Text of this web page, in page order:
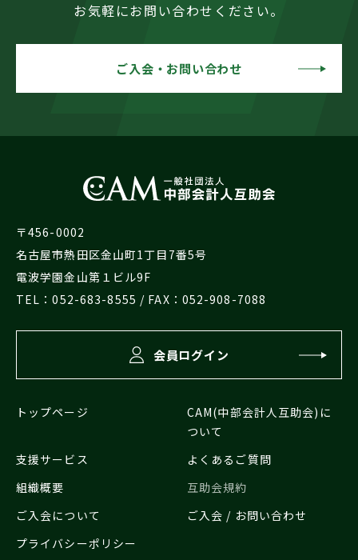
お気軽にお問い合わせください。
ご入会・お問い合わせ
〒456-0002
名古屋市熱田区金山町1丁目7番5号
電波学園金山第１ビル9F
TEL：052-683-8555 / FAX：052-908-7088
会員ログイン
トップページ
CAM(中部会計人互助会)に
ついて
支援サービス
よくあるご質問
組織概要
互助会規約
ご入会について
ご入会 / お問い合わせ
プライバシーポリシー